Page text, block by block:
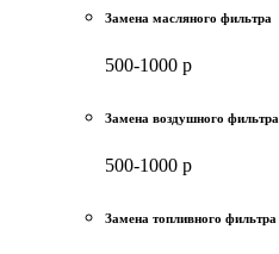
Замена масляного фильтра
500-1000 р
Замена воздушного фильтра
500-1000 р
Замена топливного фильтра